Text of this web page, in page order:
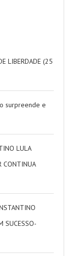
LIBERDADE (25
surpreende e
LULA
CONTINUA
SUCESSO-